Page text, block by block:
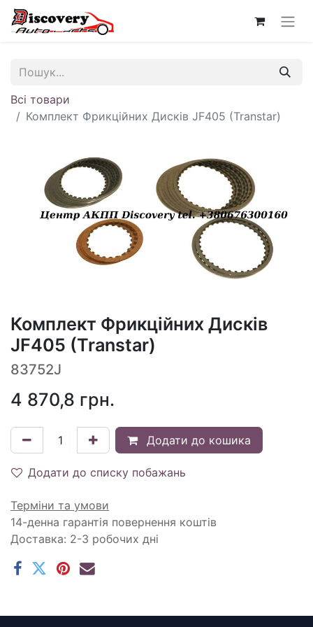
Всі товари
Комплект Фрикційних Дисків JF405 (Transtar)
Комплект Фрикційних Дисків
JF405 (Transtar)
83752J
4 870,8 грн.
Додати до кошика
Додати до списку побажань
Терміни та умови
14-денна гарантія повернення коштів
Доставка: 2-3 робочих дні